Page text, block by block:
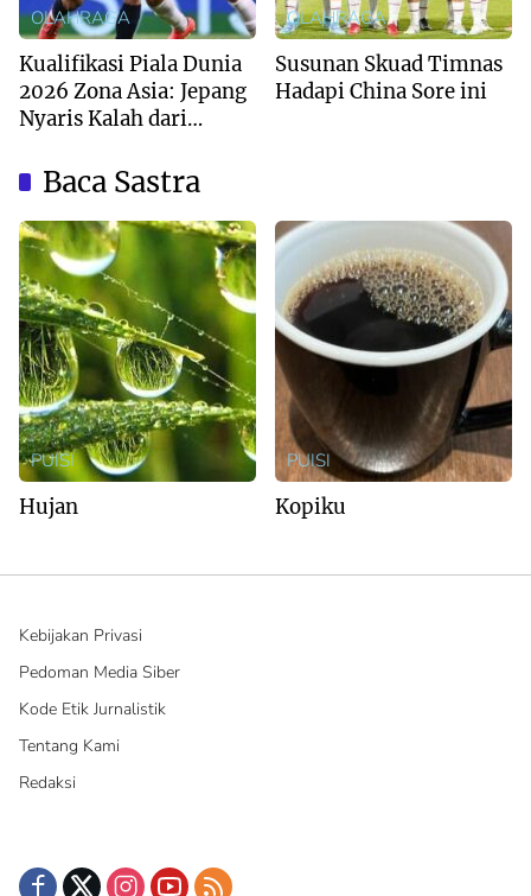
OLAHRAGA
Kualifikasi Piala Dunia
2026 Zona Asia: Jepang
Nyaris Kalah dari
OLAHRAGA
Susunan Skuad Timnas
Hadapi China Sore ini
Baca Sastra
PUISI
Hujan
PUISI
Kopiku
Kebijakan Privasi
Pedoman Media Siber
Kode Etik Jurnalistik
Tentang Kami
Redaksi